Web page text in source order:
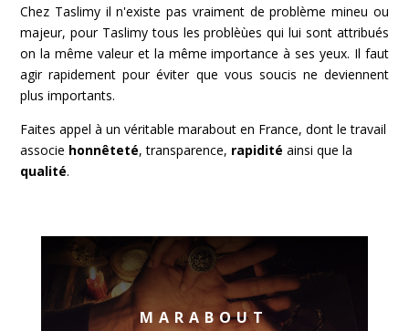
Chez Taslimy il n'existe pas vraiment de problème mineu ou
majeur, pour Taslimy tous les problèùes qui lui sont attribués
on la même valeur et la même importance à ses yeux. Il faut
agir rapidement pour éviter que vous soucis ne deviennent
plus importants.
Faites appel à un véritable marabout en France, dont le travail
associe honnêteté, transparence, rapidité ainsi que la
qualité.
MARABOUT